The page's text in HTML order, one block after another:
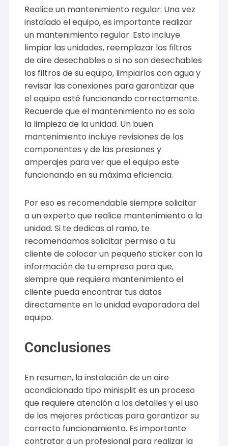
Realice un mantenimiento regular: Una vez
instalado el equipo, es importante realizar
un mantenimiento regular. Esto incluye
limpiar las unidades, reemplazar los filtros
de aire desechables o si no son desechables
los filtros de su equipo, limpiarlos con agua y
revisar las conexiones para garantizar que
el equipo esté funcionando correctamente.
Recuerde que el mantenimiento no es solo
la limpieza de la unidad. Un buen
mantenimiento incluye revisiones de los
componentes y de las presiones y
amperajes para ver que el equipo este
funcionando en su máxima eficiencia.
Por eso es recomendable siempre solicitar
a un experto que realice mantenimiento a la
unidad. Si te dedicas al ramo, te
recomendamos solicitar permiso a tu
cliente de colocar un pequeño sticker con la
información de tu empresa para que,
siempre que requiera mantenimiento el
cliente pueda encontrar tus datos
directamente en la unidad evaporadora del
equipo.
Conclusiones
En resumen, la instalación de un aire
acondicionado tipo minisplit es un proceso
que requiere atención a los detalles y el uso
de las mejores prácticas para garantizar su
correcto funcionamiento. Es importante
contratar a un profesional para realizar la